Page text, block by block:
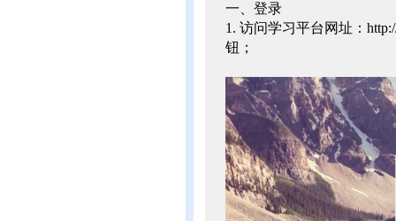
一、登录
1. 访问学习平台网址：
钮；